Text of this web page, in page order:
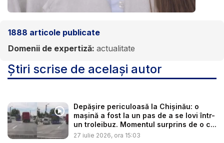
1888 articole publicate
Domenii de expertiză: actualitate
Știri scrise de același autor
Depășire periculoasă la Chișinău: o
mașină a fost la un pas de a se lovi într-
un troleibuz. Momentul surprins de o c...
27 iulie 2026, ora 15:03